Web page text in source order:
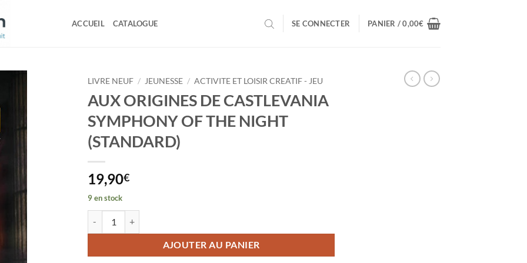
ACCUEIL CATALOGUE SE CONNECTER PANIER /0,00€
LIVRE NEUF / JEUNESSE / ACTIVITE ET LOISIR CREATIF - JEU
AUX ORIGINES DE CASTLEVANIA
SYMPHONY OF THE NIGHT
(STANDARD)
19,90€
9 en stock
AJOUTER AU PANIER